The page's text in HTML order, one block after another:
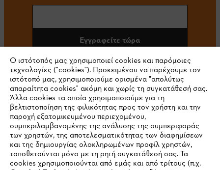
Εγγραφείτε τώρα
#STIHL
Ο ιστότοπός μας χρησιμοποιεί cookies και παρόμοιες
τεχνολογίες ("cookies"). Προκειμένου να παρέχουμε τον
ιστότοπό μας, χρησιμοποιούμε ορισμένα "απολύτως
απαραίτητα cookies" ακόμη και χωρίς τη συγκατάθεσή σας.
Άλλα cookies τα οποία χρησιμοποιούμε για τη
βελτιστοποίηση της φιλικότητας προς τον χρήστη και την
παροχή εξατομικευμένου περιεχομένου,
συμπεριλαμβανομένης της ανάλυσης της συμπεριφοράς
των χρηστών, της αποτελεσματικότητας των διαφημίσεων
και της δημιουργίας ολοκληρωμένων προφίλ χρηστών,
τοποθετούνται μόνο με τη ρητή συγκατάθεσή σας. Τα
cookies χρησιμοποιούνται από εμάς και από τρίτους (π.χ.